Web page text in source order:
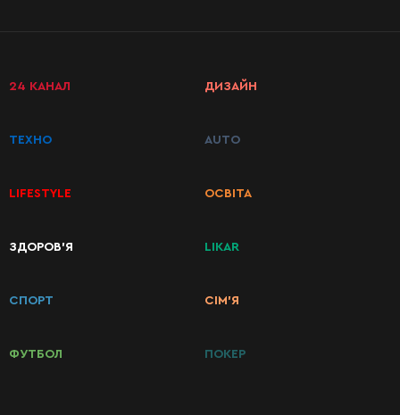
КАТЕГОРІЇ
РЕЦЕПТІВ
24 КАНАЛ
ТЕХНО
LIFESTYLE
ЗДОРОВ’Я
СПОРТ
ФУТБОЛ
ДИЗАЙН
AUTO
ОСВІТА
LIKAR
СІМ’Я
ПОКЕР